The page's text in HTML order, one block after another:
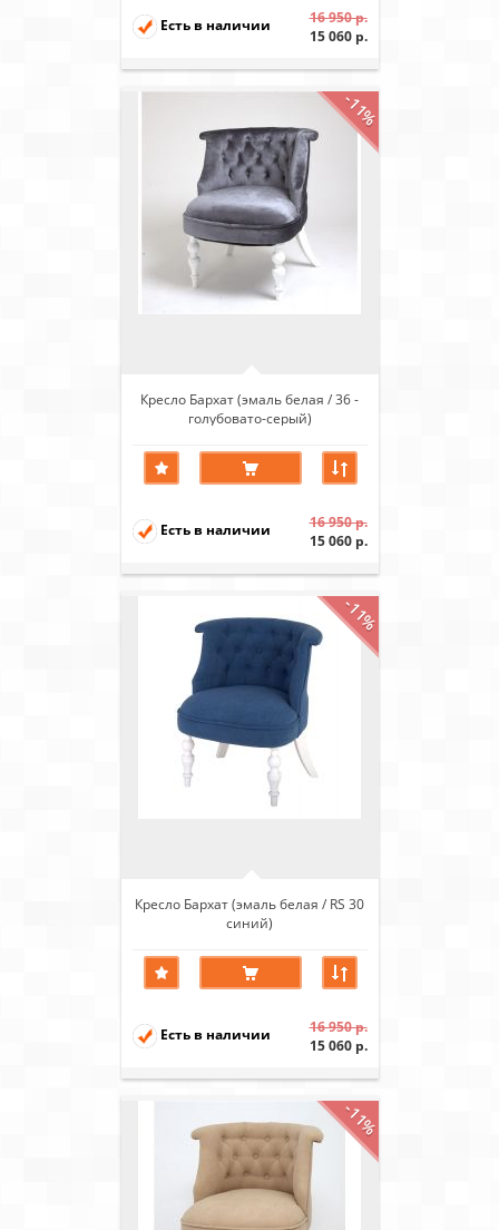
Есть в наличии
16 950 р.
15 060 р.
-11%
Кресло Бархат (эмаль белая / 36 -
голубовато-серый)
Есть в наличии
16 950 р.
15 060 р.
-11%
Кресло Бархат (эмаль белая / RS 30
синий)
Есть в наличии
16 950 р.
15 060 р.
-11%